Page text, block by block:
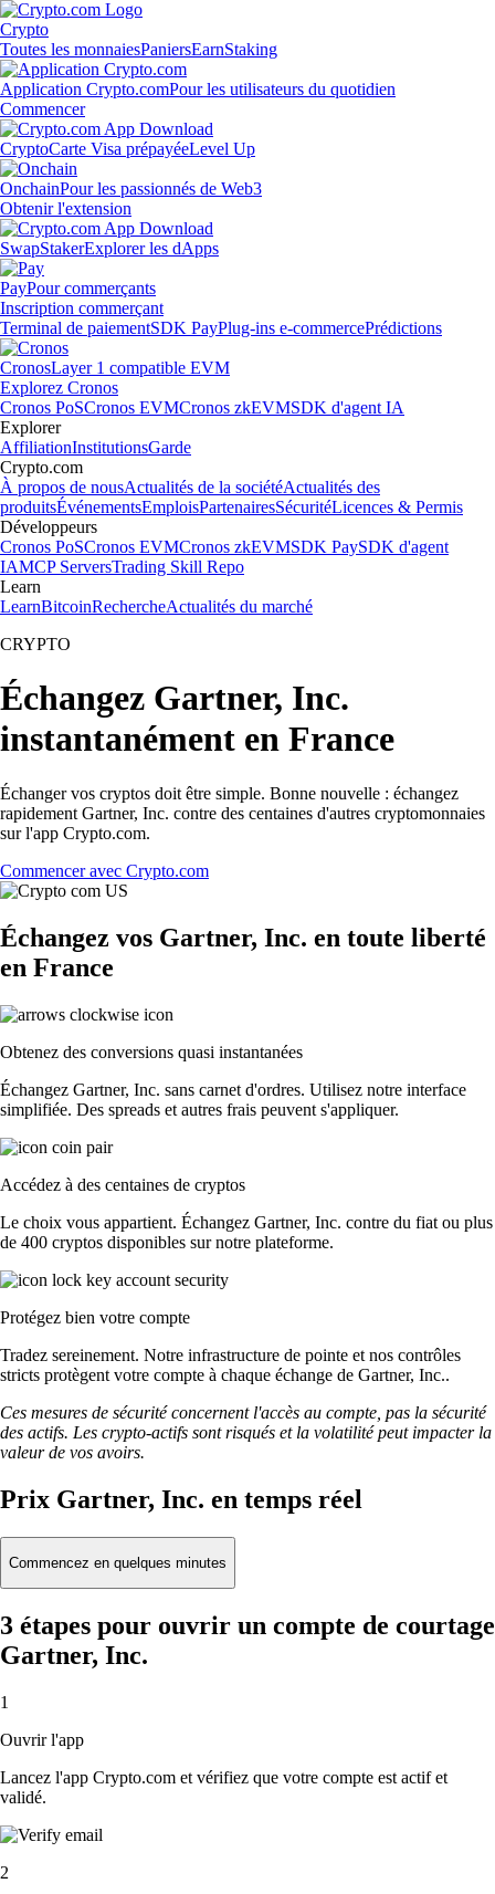
Crypto
Toutes les monnaiesPaniersEarnStaking
Application Crypto.comPour les utilisateurs du quotidien
Commencer
CryptoCarte Visa prépayéeLevel Up
OnchainPour les passionnés de Web3
Obtenir l'extension
SwapStakerExplorer les dApps
PayPour commerçants
Inscription commerçant
Terminal de paiementSDK PayPlug-ins e-commercePrédictions
CronosLayer 1 compatible EVM
Explorez Cronos
Cronos PoSCronos EVMCronos zkEVMSDK d'agent IA
Explorer
AffiliationInstitutionsGarde
Crypto.com
À propos de nousActualités de la sociétéActualités des
produitsÉvénementsEmploisPartenairesSécuritéLicences & Permis
Développeurs
Cronos PoSCronos EVMCronos zkEVMSDK PaySDK d'agent
IAMCP ServersTrading Skill Repo
Learn
LearnBitcoinRechercheActualités du marché
CRYPTO
Échangez Gartner, Inc.
instantanément en France
Échanger vos cryptos doit être simple. Bonne nouvelle : échangez
rapidement Gartner, Inc. contre des centaines d'autres cryptomonnaies
sur l'app Crypto.com.
Commencer avec Crypto.com
Échangez vos Gartner, Inc. en toute liberté
en France
Obtenez des conversions quasi instantanées
Échangez Gartner, Inc. sans carnet d'ordres. Utilisez notre interface
simplifiée. Des spreads et autres frais peuvent s'appliquer.
Accédez à des centaines de cryptos
Le choix vous appartient. Échangez Gartner, Inc. contre du fiat ou plus
de 400 cryptos disponibles sur notre plateforme.
Protégez bien votre compte
Tradez sereinement. Notre infrastructure de pointe et nos contrôles
stricts protègent votre compte à chaque échange de Gartner, Inc..
Ces mesures de sécurité concernent l'accès au compte, pas la sécurité
des actifs. Les crypto-actifs sont risqués et la volatilité peut impacter la
valeur de vos avoirs.
Prix Gartner, Inc. en temps réel
Commencez en quelques minutes
3 étapes pour ouvrir un compte de courtage
Gartner, Inc.
1
Ouvrir l'app
Lancez l'app Crypto.com et vérifiez que votre compte est actif et
validé.
2